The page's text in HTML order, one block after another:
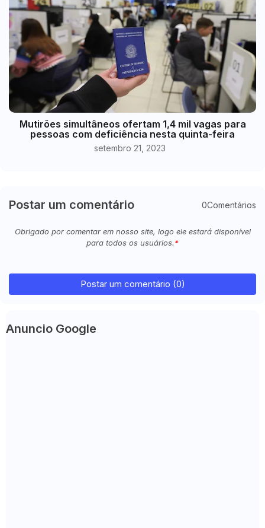
Mutirões simultâneos ofertam 1,4 mil vagas para
pessoas com deficiência nesta quinta-feira
setembro 21, 2023
Postar um comentário 0Comentários
Obrigado por comentar em nosso site, logo ele estará disponível
para todos os usuários.
Postar um comentário (0)
Anuncio Google